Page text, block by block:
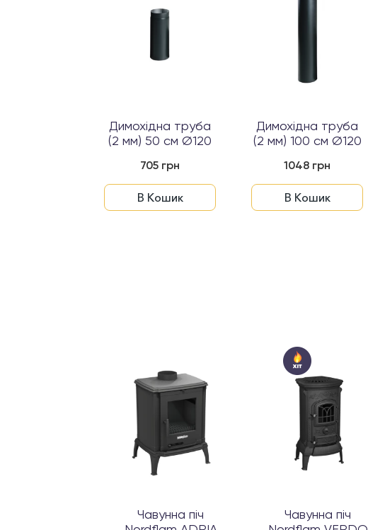
Димохідна труба
(2 мм) 50 см Ø120
705 грн
В Кошик
Димохідна труба
(2 мм) 100 см Ø120
1048 грн
В Кошик
Чавунна піч
Чавунна піч